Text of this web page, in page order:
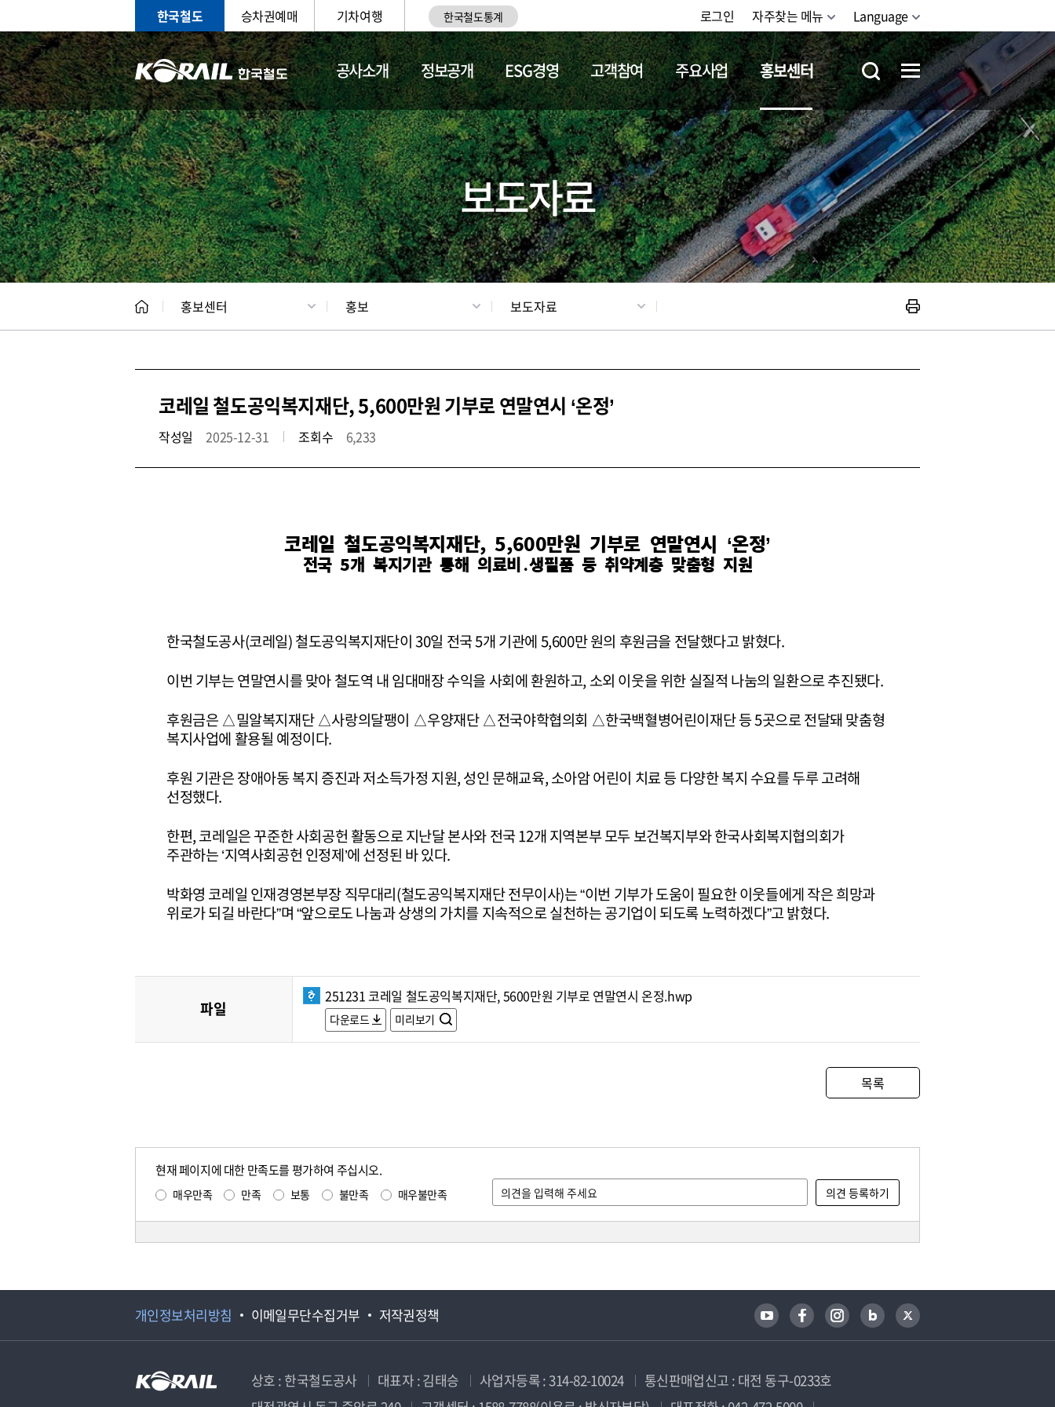
한국철도 승차권예매 기차여행 한국철도통계 로그인 자주찾는 메뉴 Language
공사소개 정보공개 ESG경영 고객참여 주요사업 홍보센터
홍보 문화사업 갤러리 기차소개 철도체험
보도자료
홍보센터 홍보 보도자료
코레일 철도공익복지재단, 5,600만원 기부로 연말연시 ‘온정’
작성일 2025-12-31 조회수 6,233
코레일 철도공익복지재단, 5,600만원 기부로 연말연시 ‘온정’
전국 5개 복지기관 통해 의료비․생필품 등 취약계층 맞춤형 지원
한국철도공사(코레일) 철도공익복지재단이 30일 전국 5개 기관에 5,600만 원의 후원금을 전달했다고 밝혔다.
이번 기부는 연말연시를 맞아 철도역 내 임대매장 수익을 사회에 환원하고, 소외 이웃을 위한 실질적 나눔의 일환으로 추진됐다.
후원금은 △밀알복지재단 △사랑의달팽이 △우양재단 △전국야학협의회 △한국백혈병어린이재단 등 5곳으로 전달돼 맞춤형
복지사업에 활용될 예정이다.
후원 기관은 장애아동 복지 증진과 저소득가정 지원, 성인 문해교육, 소아암 어린이 치료 등 다양한 복지 수요를 두루 고려해
선정했다.
한편, 코레일은 꾸준한 사회공헌 활동으로 지난달 본사와 전국 12개 지역본부 모두 보건복지부와 한국사회복지협의회가
주관하는 ‘지역사회공헌 인정제’에 선정된 바 있다.
박화영 코레일 인재경영본부장 직무대리(철도공익복지재단 전무이사)는 “이번 기부가 도움이 필요한 이웃들에게 작은 희망과
위로가 되길 바란다”며 “앞으로도 나눔과 상생의 가치를 지속적으로 실천하는 공기업이 되도록 노력하겠다”고 밝혔다.
파일
251231 코레일 철도공익복지재단, 5600만원 기부로 연말연시 온정.hwp
다운로드 미리보기
목록
현재 페이지에 대한 만족도를 평가하여 주십시오.
매우만족 만족 보통 불만족 매우불만족
개인정보처리방침 이메일무단수집거부 저작권정책
상호 : 한국철도공사 대표자 : 김태승 사업자등록 : 314-82-10024
통신판매업신고 : 대전 동구-0233호